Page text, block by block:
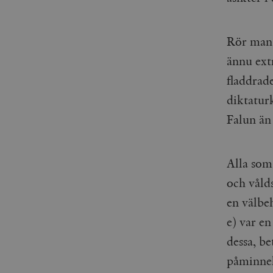
Rör
ännu
Falun
Alla
och
en
e) var
dessa,
_gat_UA-19195086-1
_ga_YBG49SLCTY
_hjSessionUser_675006
_hjSession_675006